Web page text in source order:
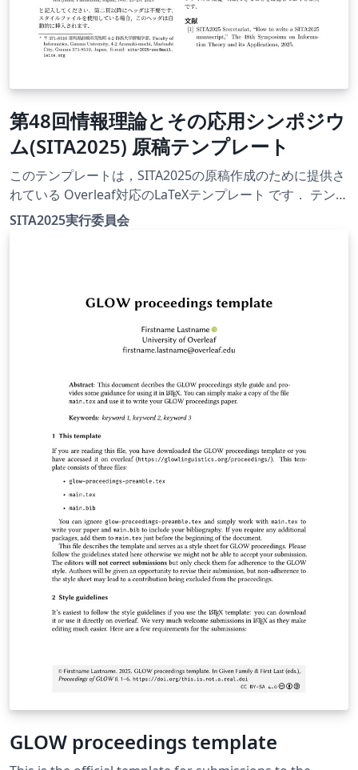
第48回情報理論とその応用シンポジウ
ム(SITA2025) 原稿テンプレート
このテンプレートは，SITA2025の原稿作成のために提供さ
れている Overleaf対応のLaTeXテンプレート です． テンプ
レート一式は，SITA2025公式Webサイト
（https://www.ieice.org/ess/sita/SITA2025/）にて公開さ
のテンプレートを利用できます： 英文用テンプレート：e-
template.tex 和文用テンプレート：j-template.tex 【注意
等は，必ずWebサイトにてご確認ください．
SITA2025実行委員会
GLOW proceedings template